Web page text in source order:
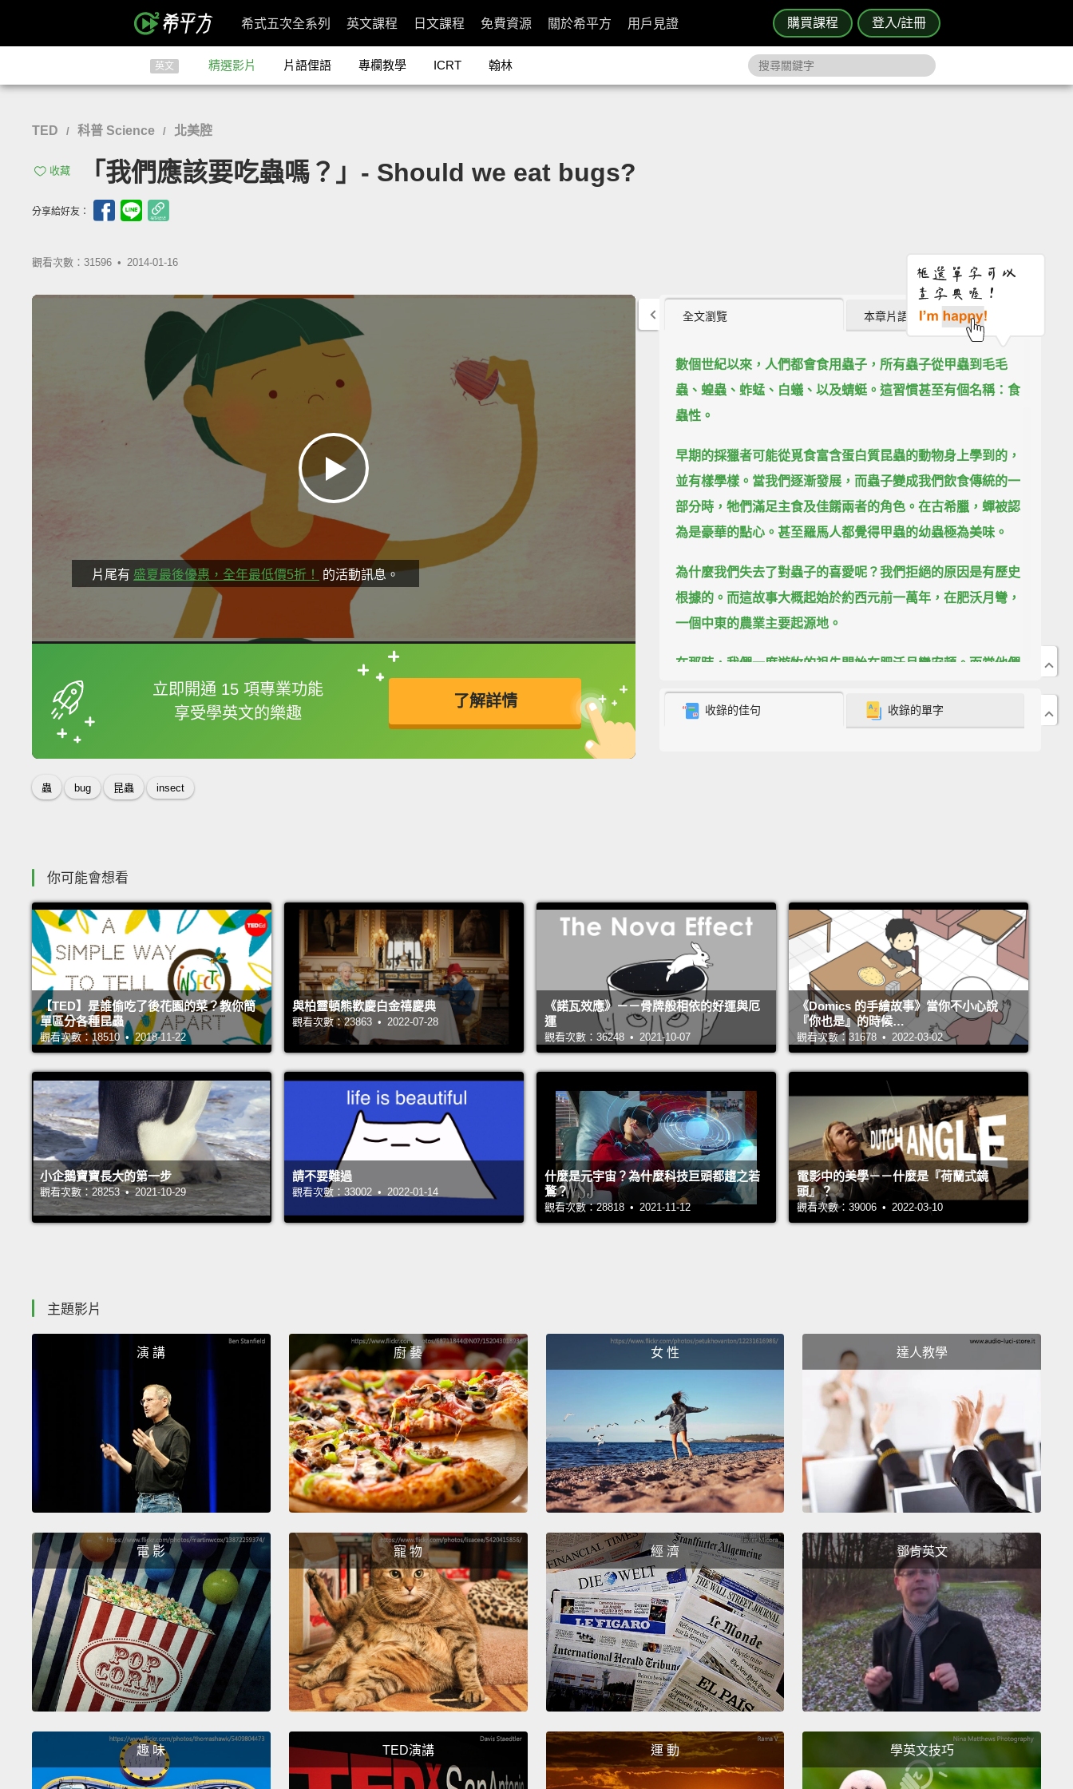
購買課程 登入/註冊
希式五次全系列 英文課程 日文課程 免費資源 關於希平方 用戶見證
英文 精選影片 片語俚語 專欄教學 ICRT 翰林
TED / 科普 Science / 北美腔
收藏 「我們應該要吃蟲嗎？」- Should we eat bugs?
分享給好友：
觀看次數：31596 • 2014-01-16
片尾有 盛夏最後優惠，全年最低價5折！ 的活動訊息。
立即開通 15 項專業功能
享受學英文的樂趣
了解詳情
框選或點兩下字幕可以直接查字典喔！
英
蟲 bug 昆蟲 insect
全文瀏覽 本章片語 (0)
數個世紀以來，人們都會食用蟲子，所有蟲子從甲蟲到毛毛
蟲、蝗蟲、蚱蜢、白蟻、以及蜻蜓。 這習慣甚至有個名稱：食
蟲性。
早期的採獵者可能從覓食富含蛋白質昆蟲的動物身上學到的，
並有樣學樣。 當我們逐漸發展，而蟲子變成我們飲食傳統的一
部分時，牠們滿足主食及佳餚兩者的角色。 在古希臘，蟬被認
為是豪華的點心。 甚至羅馬人都覺得甲蟲的幼蟲極為美味。
為什麼我們失去了對蟲子的喜愛呢？我們拒絕的原因是有歷史
根據的。 而這故事大概起始於約西元前一萬年，在肥沃月彎，
一個中東的農業主要起源地。
在那時，我們一度遊牧的祖先開始在肥沃月彎安頓。 而當他們
在那裡學會種植穀物和豢養動物時，態度改變了，激起漣漪往
外朝向歐洲和其餘的西方世界。
當農業起飛，人們也許會把蟲
將近兩千個昆蟲品種變成食物，組成世界各地二十億人日常飲
食的絕大部分。
在熱帶的國家是最捧場的顧客，因為在文化上
是可接受的。
在那些區域的品種也很大、多元化，且容易聚集
成讓他們容易採收的團或群。
拿東南亞的柬埔寨為例子，在那大型鳥蛛被蒐集起來、油炸、
分，在辣醬裡面燉煮或是曬乾並鹽漬後被食用。
蟲和大蒜、檸檬、及鹽巴一同烘烤。
蟲子可以整個食用來組成一餐，或是磨進麵粉、粉末、麵糰來
加進食物裡。但那不全是為了品嚐。牠們也很健康。事實上，
科學家表示食蟲性可以是缺乏食物的發展中國家一個省錢的解
你知道大部分可食用的昆蟲含有跟牛肉一樣、甚至更多的礦物
質鐵嗎？
讓牠們成為一個大量、未開發的來源，在你想到缺鐵
是目前世界上最常見的營養問題時。
粉蝨是另一個營養的例子。黃色的甲蟲幼蟲是在美國土生土
長，且容易養殖。 牠們有很高的維他命成分，一大堆健康的礦
物質，可以含有高達50%的蛋白質，幾乎和相同份量的牛肉一
樣多。要烹煮，只要用奶油和鹽去煸炒，或是烘烤並淋上巧克
力來個酥脆的小點心。這個嘛，你必須要克服「作嘔因素」。
你正獲得營養和美味。
沒錯，蟲子可以很美味。粉蝨嚐起來像烘烤後的堅果。蝗蟲和
蝦子很像。蟋蟀，有些人說，有爆米花的香味。
養殖昆蟲做為
食物比起禽畜養殖有較少的環境影響，因為昆蟲排放少得多的
溫室氣體，且耗費較少空間、水、和食物。
從社會經濟角度來看，蟲子生產可以振興發展中國家的人們，
因為昆蟲養殖場可以是小規模、高產出，然而要經營是相對便
收錄的佳句 收錄的單字
你可能會想看
【TED】是誰偷吃了後花園的菜？教你簡
單區分各種昆蟲
觀看次數：18510 • 2018-11-22
與柏靈頓熊歡慶白金禧慶典
觀看次數：23863 • 2022-07-28
《諾瓦效應》－－骨牌般相依的好運與厄
運
觀看次數：36248 • 2021-10-07
《Domics 的手繪故事》當你不小心說
『你也是』的時候…
觀看次數：31678 • 2022-03-02
小企鵝寶寶長大的第一步
觀看次數：28253 • 2021-10-29
請不要難過
觀看次數：33002 • 2022-01-14
什麼是元宇宙？為什麼科技巨頭都趨之若
鶩？
觀看次數：28818 • 2021-11-12
電影中的美學－－什麼是『荷蘭式鏡
頭』？
觀看次數：39006 • 2022-03-10
主題影片
演 講 廚 藝 女 性 達人教學
電 影 寵 物 經 濟 鄧肯英文
趣 味 TED演講 運 動 學英文技巧